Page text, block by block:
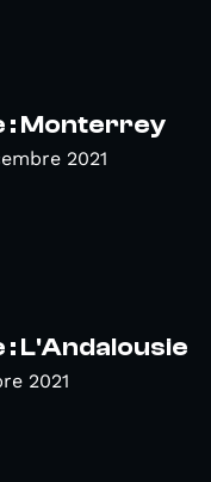
: Monterrey
2021
L'Andalousie
2021